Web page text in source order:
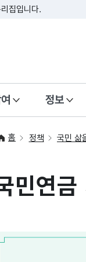
집입니다.
정보
홈 정책 국민 삶
민연금